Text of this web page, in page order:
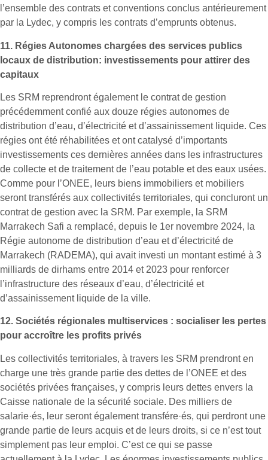
l’ensemble des contrats et conventions conclus antérieurement
par la Lydec, y compris les contrats d’emprunts obtenus.
11. Régies Autonomes chargées des services publics
locaux de distribution: investissements pour attirer des
capitaux
Les SRM reprendront également le contrat de gestion
précédemment confié aux douze régies autonomes de
distribution d’eau, d’électricité et d’assainissement liquide. Ces
régies ont été réhabilitées et ont catalysé d’importants
investissements ces dernières années dans les infrastructures
de collecte et de traitement de l’eau potable et des eaux usées.
Comme pour l’ONEE, leurs biens immobiliers et mobiliers
seront transférés aux collectivités territoriales, qui concluront un
contrat de gestion avec la SRM. Par exemple, la SRM
Marrakech Safi a remplacé, depuis le 1er novembre 2024, la
Régie autonome de distribution d’eau et d’électricité de
Marrakech (RADEMA), qui avait investi un montant estimé à 3
milliards de dirhams entre 2014 et 2023 pour renforcer
l’infrastructure des réseaux d’eau, d’électricité et
d’assainissement liquide de la ville.
12. Sociétés régionales multiservices : socialiser les pertes
pour accroître les profits privés
Les collectivités territoriales, à travers les SRM prendront en
charge une très grande partie des dettes de l’ONEE et des
sociétés privées françaises, y compris leurs dettes envers la
Caisse nationale de la sécurité sociale. Des milliers de
salarie·és, leur seront également transfére·és, qui perdront une
grande partie de leurs acquis et de leurs droits, si ce n’est tout
simplement pas leur emploi. C’est ce qui se passe